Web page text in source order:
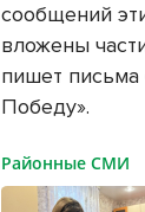
сообщений
вложены
пишет
Победу».
Районные СМИ